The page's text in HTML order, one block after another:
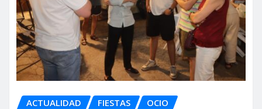
ACTUALIDAD FIESTAS OCIO